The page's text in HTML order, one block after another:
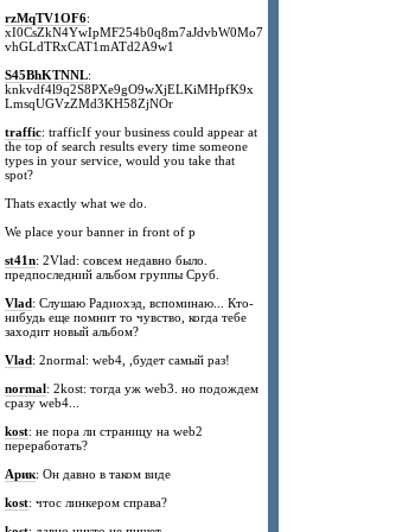
rzMqTV1OF6:
xI0CsZkN4YwIpMF254b0q8m7aJdvbW0Mo7
vhGLdTRxCAT1mATd2A9w1
S45BhKTNNL:
knkvdf4l9q2S8PXe9gO9wXjELKiMHpfK9x
LmsqUGVzZMd3KH58ZjNOr
traffic: trafficIf your business could appear at
the top of search results every time someone
types in your service, would you take that
spot?
Thats exactly what we do.
We place your banner in front of p
st41n: 2Vlad: совсем недавно было.
предпоследний альбом группы Сруб.
Vlad: Слушаю Радиохэд, вспоминаю... Кто-
нибудь еще помнит то чувство, когда тебе
заходит новый альбом?
Vlad: 2normal: web4, ,будет самый раз!
normal: 2kost: тогда уж web3. но подождем
сразу web4...
kost: не пора ли страницу на web2
переработать?
Арик: Он давно в таком виде
kost: чтос линкером справа?